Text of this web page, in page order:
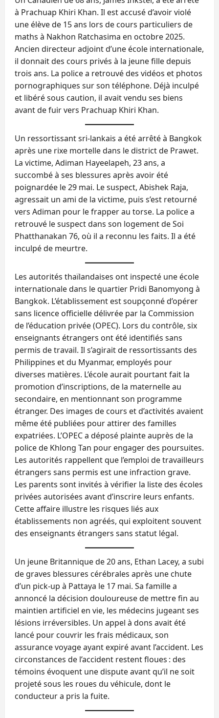
à Prachuap Khiri Khan. Il est accusé d’avoir violé
une élève de 15 ans lors de cours particuliers de
maths à Nakhon Ratchasima en octobre 2025.
Ancien directeur adjoint d’une école internationale,
il donnait des cours privés à la jeune fille depuis
trois ans. La police a retrouvé des vidéos et photos
pornographiques sur son téléphone. Déjà inculpé
et libéré sous caution, il avait vendu ses biens
avant de fuir vers Prachuap Khiri Khan.
Un ressortissant sri‑lankais a été arrêté à Bangkok
après une rixe mortelle dans le district de Prawet.
La victime, Adiman Hayeelapeh, 23 ans, a
succombé à ses blessures après avoir été
poignardée le 29 mai. Le suspect, Abishek Raja,
agressait un ami de la victime, puis s’est retourné
vers Adiman pour le frapper au torse. La police a
retrouvé le suspect dans son logement de Soi
Phatthanakan 76, où il a reconnu les faits. Il a été
inculpé de meurtre.
Les autorités thaïlandaises ont inspecté une école
internationale dans le quartier Pridi Banomyong à
Bangkok. L’établissement est soupçonné d’opérer
sans licence officielle délivrée par la Commission
de l’éducation privée (OPEC). Lors du contrôle, six
enseignants étrangers ont été identifiés sans
permis de travail. Il s’agirait de ressortissants des
Philippines et du Myanmar, employés pour
diverses matières. L’école aurait pourtant fait la
promotion d’inscriptions, de la maternelle au
secondaire, en mentionnant son programme
étranger. Des images de cours et d’activités avaient
même été publiées pour attirer des familles
expatriées. L’OPEC a déposé plainte auprès de la
police de Khlong Tan pour engager des poursuites.
Les autorités rappellent que l’emploi de travailleurs
étrangers sans permis est une infraction grave.
Les parents sont invités à vérifier la liste des écoles
privées autorisées avant d’inscrire leurs enfants.
Cette affaire illustre les risques liés aux
établissements non agréés, qui exploitent souvent
des enseignants étrangers sans statut légal.
Un jeune Britannique de 20 ans, Ethan Lacey, a subi
de graves blessures cérébrales après une chute
d’un pick‑up à Pattaya le 17 mai. Sa famille a
annoncé la décision douloureuse de mettre fin au
maintien artificiel en vie, les médecins jugeant ses
lésions irréversibles. Un appel à dons avait été
lancé pour couvrir les frais médicaux, son
assurance voyage ayant expiré avant l’accident. Les
circonstances de l’accident restent floues : des
témoins évoquent une dispute avant qu’il ne soit
projeté sous les roues du véhicule, dont le
conducteur a pris la fuite.